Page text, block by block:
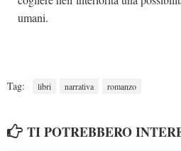
umani.
Tag: libri narrativa romanzo
TI POTREBBERO